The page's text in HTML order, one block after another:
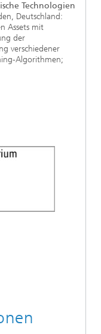
Technologien
Deutschland:
Assets mit
der
verschiedener
Algorithmen;